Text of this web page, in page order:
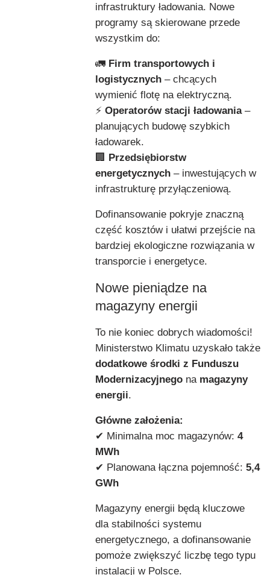
infrastruktury ładowania. Nowe
programy są skierowane przede
wszystkim do:
🚛 Firm transportowych i
logistycznych – chcących
wymienić flotę na elektryczną.
⚡ Operatorów stacji ładowania–
planujących budowę szybkich
ładowarek.
🏢 Przedsiębiorstw
energetycznych – inwestujących w
infrastrukturę przyłączeniową.
Dofinansowanie pokryje znaczną
część kosztów i ułatwi przejście na
bardziej ekologiczne rozwiązania w
transporcie i energetyce.
Nowe pieniądze na
magazyny energii
To nie koniec dobrych wiadomości!
Ministerstwo Klimatu uzyskało także
dodatkowe środki z Funduszu
Modernizacyjnego na magazyny
energii.
Główne założenia:
✔ Minimalna moc magazynów: 4
MWh
✔ Planowana łączna pojemność: 5,4
GWh
Magazyny energii będą kluczowe
dla stabilności systemu
energetycznego, a dofinansowanie
pomoże zwiększyć liczbę tego typu
instalacji w Polsce.